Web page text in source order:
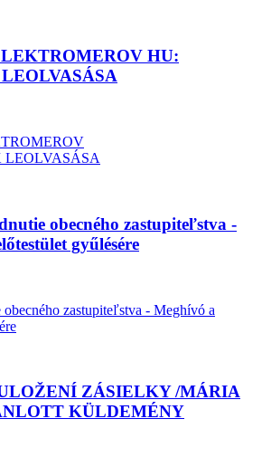
HU:
obecného zastupiteľstva -
gyűlésére
obecného zastupiteľstva - Meghívó a
ZÁSIELKY /MÁRIA
KÜLDEMÉNY